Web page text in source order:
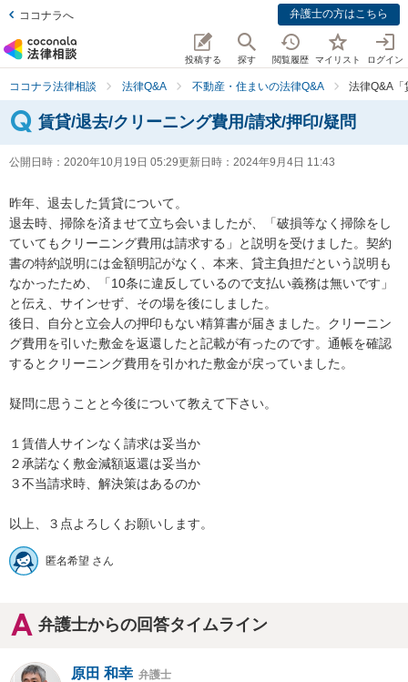
ココナラへ 弁護士の方はこちら
投稿する 探す 閲覧履歴 マイリスト ログイン
ココナラ法律相談 法律Q&A 不動産・住まいの法律Q&A 法律Q&A「
賃貸/退去/クリーニング費用/請求/押印/疑問
公開日時： 2020年10月19日 05:29更新日時： 2024年9月4日 11:43
昨年、退去した賃貸について。
退去時、掃除を済ませて立ち会いましたが、「破損等なく掃除をし
ていてもクリーニング費用は請求する」と説明を受けました。契約
書の特約説明には金額明記がなく、本来、貸主負担だという説明も
なかったため、「10条に違反しているので支払い義務は無いです」
と伝え、サインせず、その場を後にしました。
後日、自分と立会人の押印もない精算書が届きました。クリーニン
グ費用を引いた敷金を返還したと記載が有ったのです。通帳を確認
するとクリーニング費用を引かれた敷金が戻っていました。
疑問に思うことと今後について教えて下さい。
１賃借人サインなく請求は妥当か
２承諾なく敷金減額返還は妥当か
３不当請求時、解決策はあるのか
以上、３点よろしくお願いします。
匿名希望 さん
弁護士からの回答タイムライン
原田 和幸 弁護士